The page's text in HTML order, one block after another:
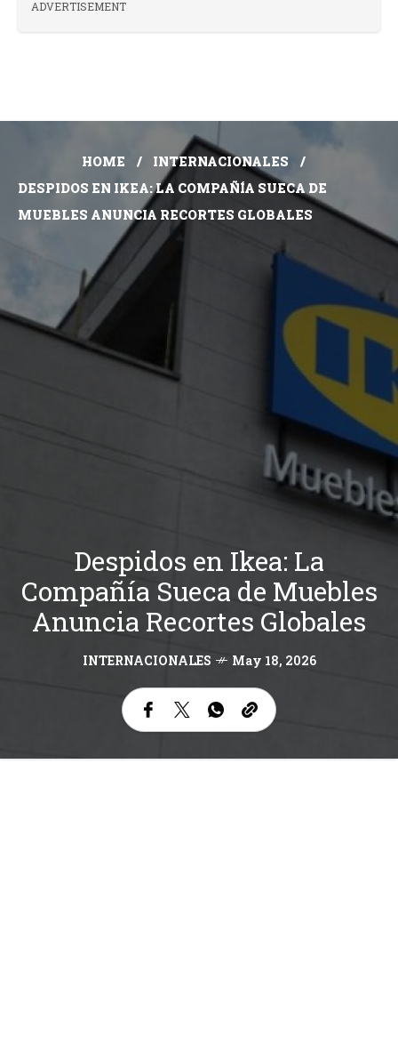
ADVERTISEMENT
HOME
INTERNACIONALES
DESPIDOS EN IKEA: LA COMPAÑÍA SUECA DE
MUEBLES ANUNCIA RECORTES GLOBALES
Despidos en Ikea: La
Compañía Sueca de Muebles
Anuncia Recortes Globales
INTERNACIONALES May 18, 2026